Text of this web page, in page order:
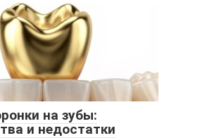
на зубы:
и недостатки